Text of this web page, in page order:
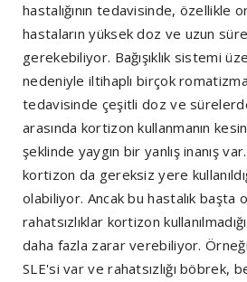
hastalığının tedavisinde, özellikle
hastaların yüksek doz ve uzun
gerekebiliyor. Bağışıklık sistemi
nedeniyle iltihaplı birçok
tedavisinde çeşitli doz ve
arasında kortizon kullanmanın
şeklinde yaygın bir yanlış inanış
kortizon da gereksiz yere
olabiliyor. Ancak bu hastalık başta
rahatsızlıklar kortizon
daha fazla zarar verebiliyor.
SLE'si var ve rahatsızlığı böbrek,